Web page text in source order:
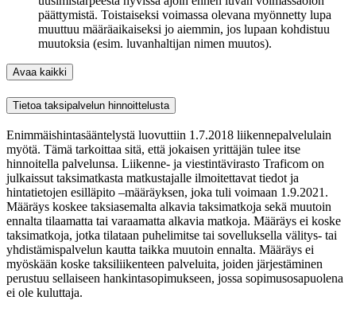
päättymistä. Toistaiseksi voimassa olevana myönnetty lupa
muuttuu määräaikaiseksi jo aiemmin, jos lupaan kohdistuu
muutoksia (esim. luvanhaltijan nimen muutos).
Avaa kaikki
Tietoa taksipalvelun hinnoittelusta
Enimmäishintasääntelystä luovuttiin 1.7.2018 liikennepalvelulain
myötä. Tämä tarkoittaa sitä, että jokaisen yrittäjän tulee itse
hinnoitella palvelunsa. Liikenne- ja viestintävirasto Traficom on
julkaissut taksimatkasta matkustajalle ilmoitettavat tiedot ja
hintatietojen esilläpito –määräyksen, joka tuli voimaan 1.9.2021.
Määräys koskee taksiasemalta alkavia taksimatkoja sekä muutoin
ennalta tilaamatta tai varaamatta alkavia matkoja. Määräys ei koske
taksimatkoja, jotka tilataan puhelimitse tai sovelluksella välitys- tai
yhdistämispalvelun kautta taikka muutoin ennalta. Määräys ei
myöskään koske taksiliikenteen palveluita, joiden järjestäminen
perustuu sellaiseen hankintasopimukseen, jossa sopimusosapuolena
ei ole kuluttaja.